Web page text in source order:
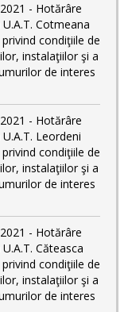
- Hotărâre
Cotmeana
condiţiile de
instalaţiilor şi a
de interes
- Hotărâre
Leordeni
condiţiile de
instalaţiilor şi a
de interes
- Hotărâre
Căteasca
condiţiile de
instalaţiilor şi a
de interes